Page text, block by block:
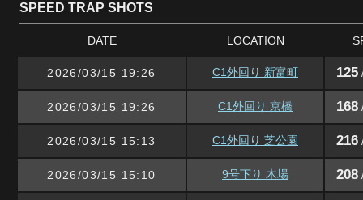
SPEED TRAP SHOTS
DATE LOCATION
2026/03/15 19:26 C1外回り 新富町 125
2026/03/15 19:26 C1外回り 京橋 168
2026/03/15 15:13 C1外回り 芝公園 216
2026/03/15 15:10 9号下り 木場 208